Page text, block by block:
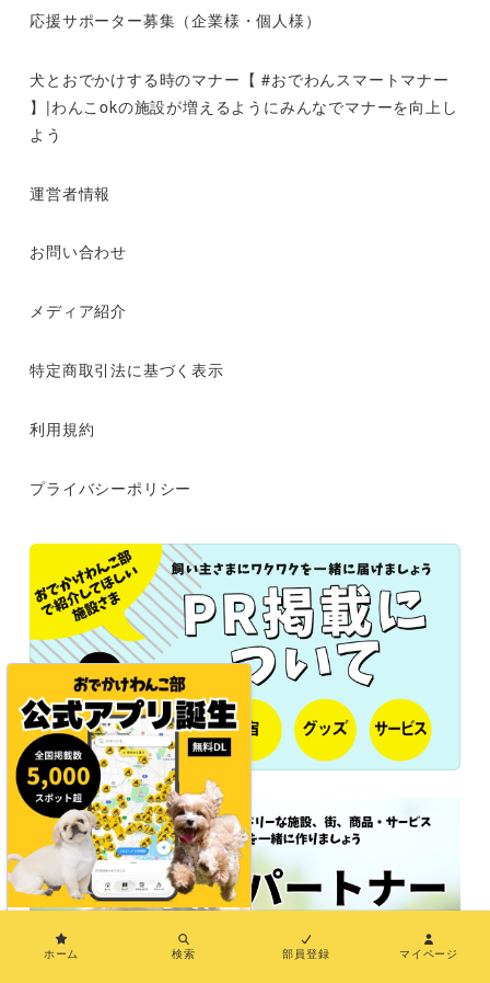
応援サポーター募集（企業様・個人様）
犬とおでかけする時のマナー【 #おでわんスマートマナー
】|わんこokの施設が増えるようにみんなでマナーを向上し
よう
運営者情報
お問い合わせ
メディア紹介
特定商取引法に基づく表示
利用規約
プライバシーポリシー
ホーム 検索 部員登録 マイページ